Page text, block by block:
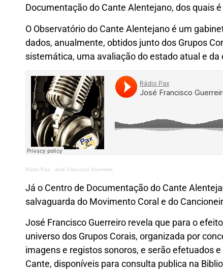
Documentação do Cante Alentejano, dos quais
O Observatório do Cante Alentejano é um
dados, anualmente, obtidos junto dos Grupos
sistemática, uma avaliação do estado atual e
Rádio Pax · José Francisco Guerreiro
Já o Centro de Documentação do Cante
salvaguarda do Movimento Coral e do
José Francisco Guerreiro revela que para o
universo dos Grupos Corais, organizada por
imagens e registos sonoros, e serão efetuados
Cante, disponíveis para consulta publica na